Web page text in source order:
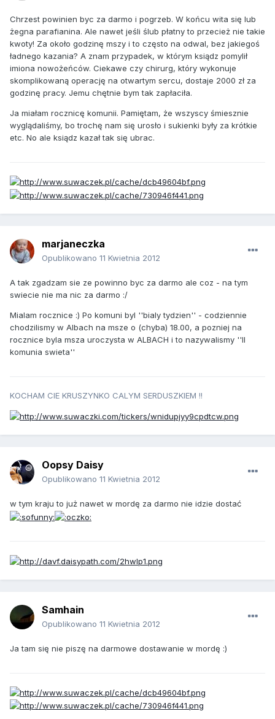
Chrzest powinien byc za darmo i pogrzeb. W końcu wita się lub
żegna parafianina. Ale nawet jeśli ślub płatny to przecież nie takie
kwoty! Za około godzinę mszy i to często na odwal, bez jakiegoś
ładnego kazania? A znam przypadek, w którym ksiądz pomylił
imiona nowożeńców. Ciekawe czy chirurg, który wykonuje
skomplikowaną operację na otwartym sercu, dostaje 2000 zł za
godzinę pracy. Jemu chętnie bym tak zapłaciła.
Ja miałam rocznicę komunii. Pamiętam, że wszyscy śmiesznie
wyglądaliśmy, bo trochę nam się urosło i sukienki były za krótkie
etc. No ale ksiądz kazał tak się ubrac.
marjaneczka
Opublikowano 11 Kwietnia 2012
A tak zgadzam sie ze powinno byc za darmo ale coz - na tym
swiecie nie ma nic za darmo :/
Mialam rocznice :) Po komuni byl ''bialy tydzien'' - codziennie
chodzilismy w Albach na msze o (chyba) 18.00, a pozniej na
rocznice byla msza uroczysta w ALBACH i to nazywalismy ''II
komunia swieta''
KOCHAM CIE KRUSZYNKO CALYM SERDUSZKIEM !!
Oopsy Daisy
Opublikowano 11 Kwietnia 2012
w tym kraju to już nawet w mordę za darmo nie idzie dostać
Samhain
Opublikowano 11 Kwietnia 2012
Ja tam się nie piszę na darmowe dostawanie w mordę :)